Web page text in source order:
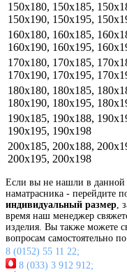
150x180, 150x185,
150x190, 150x195,
160x180, 160x185,
160x190, 160x195,
170x180, 170x185,
170x190, 170x195,
180x180, 180x185,
180x190, 180x195,
190x185, 190x188,
190x195, 190x198
200x185, 200x188,
200x195, 200x198
Если вы не нашли в данной
наматрасника - перейдите
индивидуальный размер,
время наш менеджер
изделия. Вы также можете
вопросам самостоятельно
8 (0152) 55 11 22;
8 (033) 3 912 912;